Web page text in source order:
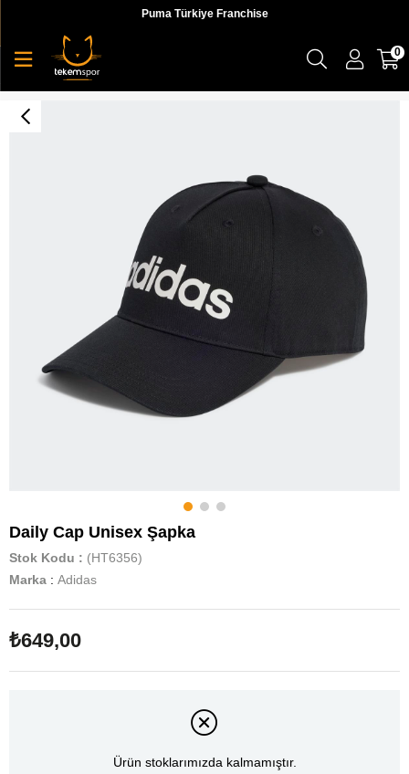
Puma Türkiye Franchise
0
Daily Cap Unisex Şapka
Stok Kodu
(HT6356)
Marka : Adidas
₺649,00
Ürün stoklarımızda kalmamıştır.